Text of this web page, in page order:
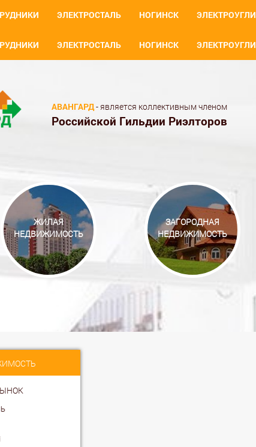
ЭЛЕКТРОСТАЛЬ НОГИНСК ЭЛЕКТРОУГЛИ
ЭЛЕКТРОСТАЛЬ НОГИНСК ЭЛЕКТРОУГЛИ
АВАНГАРД- является коллективным членом
Российской Гильдии Риэлторов
ЖИЛАЯ
НЕДВИЖИМОСТЬ
ЗАГОРОДНАЯ
НЕДВИЖИМОСТЬ